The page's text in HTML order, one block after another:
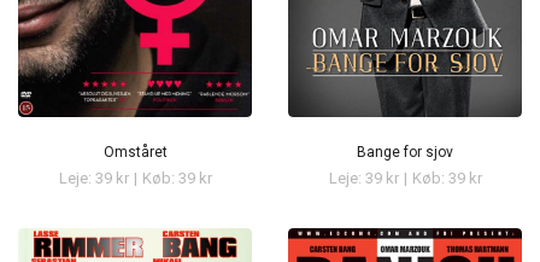
Omståret
Leje: 39 kr | Køb: 39 kr
Bange for sjov
Leje: 39 kr | Køb: 39 kr